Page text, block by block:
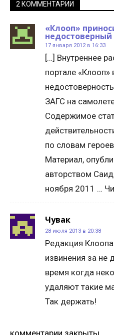
2 КОММЕНТАРИИ
«Клооп»
17 января 2012 в 16:33
[…] Внутреннее
портале «Клооп»
ЗАГС на
Содержимое
по словам
Материал,
авторством
ноября 2011 …
Чувак
28 июля 2013 в 20:38
Редакция
извинения за не
время когда
удаляют такие
Так держать!
комментарии закрыты.